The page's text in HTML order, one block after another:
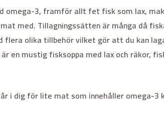
omega-3, framför allt fet fisk som lax,
med. Tillagningssätten är många då
flera olika tillbehör vilket gör att du kan
en mustig fisksoppa med lax och räkor,
i dig för lite mat som innehåller